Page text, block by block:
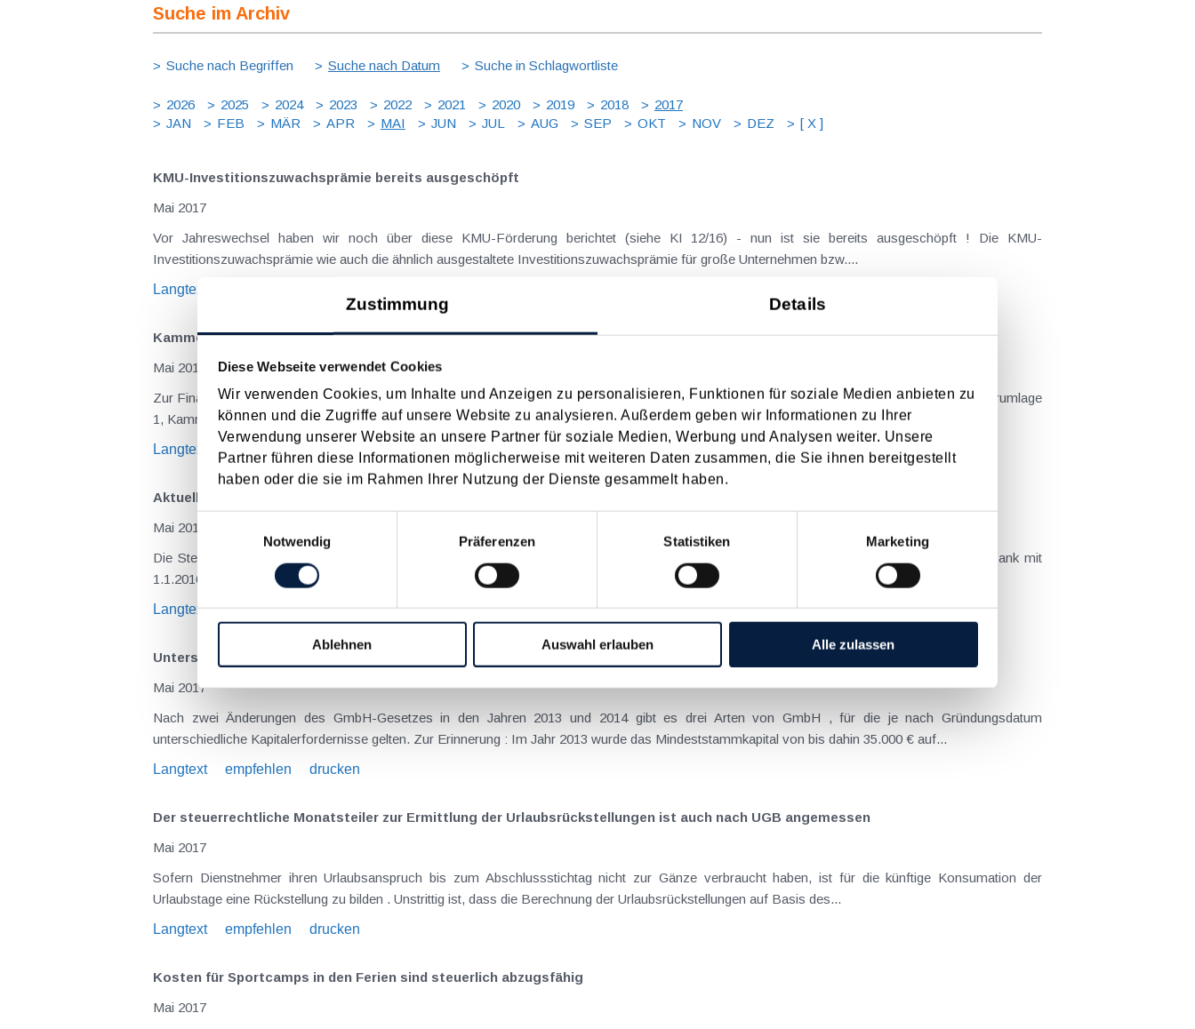
Zustimmung Details
Diese Webseite verwendet Cookies
Wir verwenden Cookies, um Inhalte und Anzeigen zu personalisieren, Funktionen für soziale Medien anbieten zu
können und die Zugriffe auf unsere Website zu analysieren. Außerdem geben wir Informationen zu Ihrer
Verwendung unserer Website an unsere Partner für soziale Medien, Werbung und Analysen weiter. Unsere
Partner führen diese Informationen möglicherweise mit weiteren Daten zusammen, die Sie ihnen bereitgestellt
haben oder die sie im Rahmen Ihrer Nutzung der Dienste gesammelt haben.
Notwendig
Präferenzen Statistiken Marketing
Ablehnen Auswahl erlauben Alle zulassen
Suche im Archiv
Suche nach Begriffen Suche nach Datum Suche in Schlagwortliste
2026 2025 2024 2023 2022 2021 2020 2019 2018
2017
JAN
FEB MÄR APR MAI JUN JUL AUG SEP OKT NOV DEZ [ X ]
KMU-Investitionszuwachsprämie bereits ausgeschöpft
Mai 2017
Vor Jahreswechsel haben wir noch über diese KMU-Förderung berichtet (siehe KI 12/16) - nun ist sie bereits ausgeschöpft ! Die KMU-
Investitionszuwachsprämie wie auch die ähnlich ausgestaltete Investitionszuwachsprämie für große Unternehmen bzw....
Langtext
Kammerumlage 1 - pauschaler Satz von 0,3% trotz möglicher Härtefälle verfassungskonform
Mai 2017
Zur Finanzierung der Wirtschaftskammer(n) müssen Mitglieder mit einem steuerbaren Jahresumsatz von mehr als 150.000 € Umlagen ( Kammerumlage
1, Kammerumlage 2 wenn Dienstnehmer beschäftigt sind und Grundumlage ) bezahlen. Zur Bemessungsgrundlage für die...
Langtext
empfehlen drucken
Aktuelles zur umsatzsteuerlichen Behandlung von VIP-Karten
Mai 2017
Die Steuerreform 2015/2016 brachte aus umsatzsteuerlicher Sicht eine erfreuliche Änderung für die Betreiber von Sportveranstaltungen. So sank mit
1.1.2016 der Umsatzsteuersatz von historischen 20% auf den neuen ermäßigten Steuersatz von 13% für...
Langtext
empfehlen drucken
Unterschiedliche Kapitalerfordernisse bei GmbH - VfGH hat keine Einwände dagegen
Mai 2017
Nach zwei Änderungen des GmbH-Gesetzes in den Jahren 2013 und 2014 gibt es drei Arten von GmbH , für die je nach Gründungsdatum
unterschiedliche Kapitalerfordernisse gelten. Zur Erinnerung : Im Jahr 2013 wurde das Mindeststammkapital von bis dahin 35.000 € auf...
Langtext
empfehlen drucken
Der steuerrechtliche Monatsteiler zur Ermittlung der Urlaubsrückstellungen ist auch nach UGB angemessen
Mai 2017
Sofern Dienstnehmer ihren Urlaubsanspruch bis zum Abschlussstichtag nicht zur Gänze verbraucht haben, ist für die künftige Konsumation der
Urlaubstage eine Rückstellung zu bilden . Unstrittig ist, dass die Berechnung der Urlaubsrückstellungen auf Basis des...
Langtext
empfehlen drucken
Kosten für Sportcamps in den Ferien sind steuerlich abzugsfähig
Mai 2017